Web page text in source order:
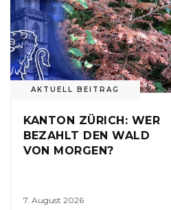
AKTUELL BEITRAG
KANTON ZÜRICH: WER
BEZAHLT DEN WALD
VON MORGEN?
7. August 2026